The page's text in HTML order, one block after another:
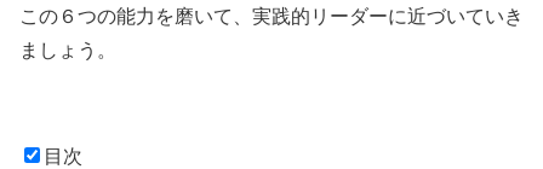
この６つの能力を磨いて、実践的リーダーに近づいていき
ましょう。
目次